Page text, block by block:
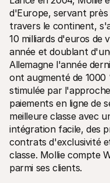
Ressources techniques
Portail développeurs
Découvrez les
jour
Bibliothèques
Intégrez Mollie avec
Communauté
Rejoignez notre
À propos de Mollie
Tarifs
d'Europe, servant
travers le continent,
10 milliards d'euros de
année et doublant
Allemagne l'année
ont augmenté de
stimulée par
paiements en ligne de
meilleure classe avec
intégration facile, des
contrats d'exclusivité
classe. Mollie compte
parmi ses clients.